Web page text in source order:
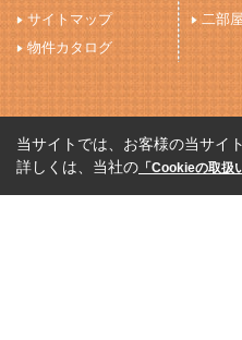
サイトマップ
物件カタログ
二部
当サイトでは、お客様の当サイ
詳しくは、当社の 「Cookieの取扱